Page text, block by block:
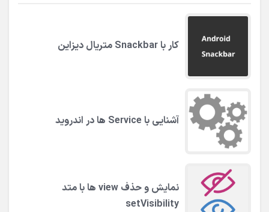
کار با Snackbar متریال دیزاین
آشنایی با Service ها در اندروید
نمایش و حذف view ها با متد
setVisibility